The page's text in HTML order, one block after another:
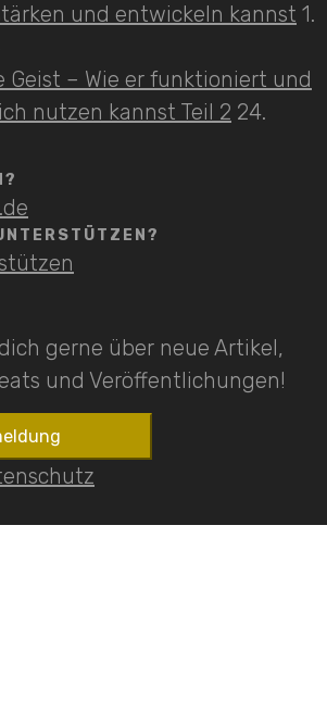
und entwickeln kannst 1.
Geist – Wie er funktioniert und
nutzen kannst Teil 2 24.
gerne über neue Artikel,
und Veröffentlichungen!